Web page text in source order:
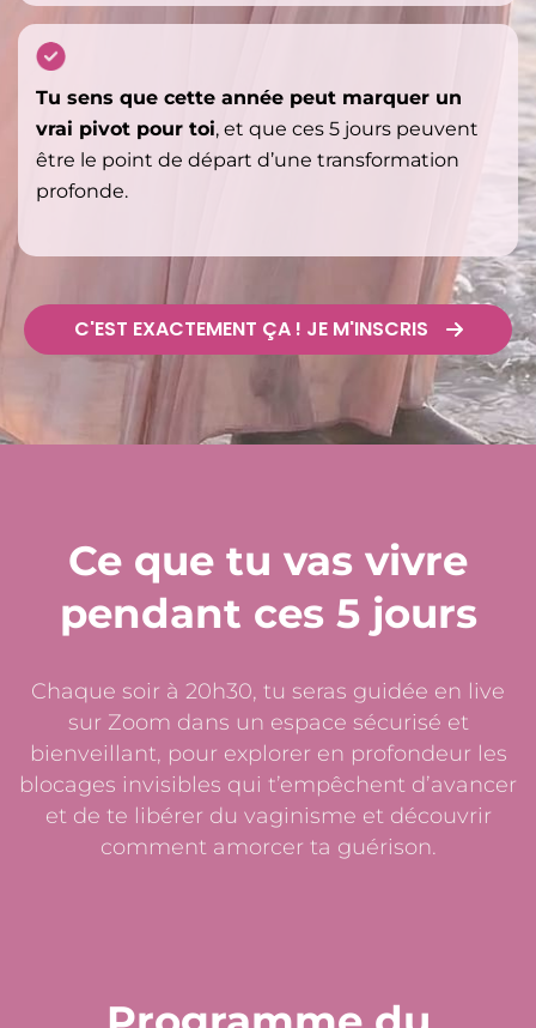
Tu sens que cette année peut marquer un
vrai pivot pour toi, et que ces 5 jours peuvent
être le point de départ d’une transformation
profonde.
C'EST EXACTEMENT ÇA ! JE M'INSCRIS
Ce que tu vas vivre
pendant ces 5 jours
Chaque soir à 20h30, tu seras guidée en live
sur Zoom dans un espace sécurisé et
bienveillant, pour explorer en profondeur les
blocages invisibles qui t’empêchent d’avancer
et de te libérer du vaginisme et découvrir
comment amorcer ta guérison.